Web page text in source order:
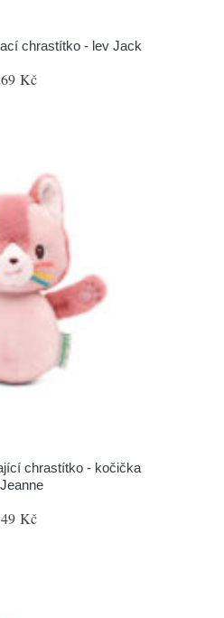
chrastítko - lev Jack
Kč
chrastítko - kočička
Jeanne
Kč